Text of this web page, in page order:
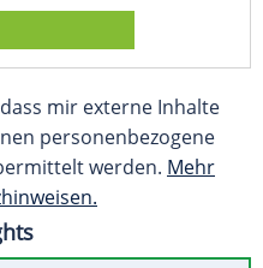
mir externe Inhalte
personenbezogene
werden. Mehr